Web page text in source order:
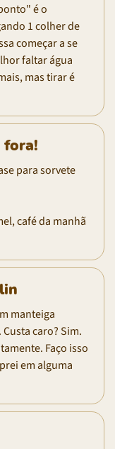
é o
1 colher de
começar a se
faltar água
mas tirar é
fora!
para sorvete
café da manhã
manteiga
caro? Sim.
Faço isso
em alguma